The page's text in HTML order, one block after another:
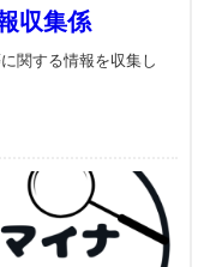
収集係
関する情報を収集し